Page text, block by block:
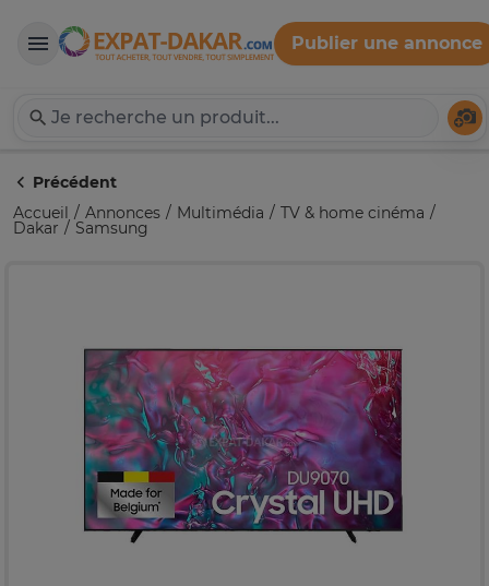
Expat-Dakar
Publier une annonce
Précédent
Accueil
Annonces Multimédia TV & home cinéma
Dakar Samsung